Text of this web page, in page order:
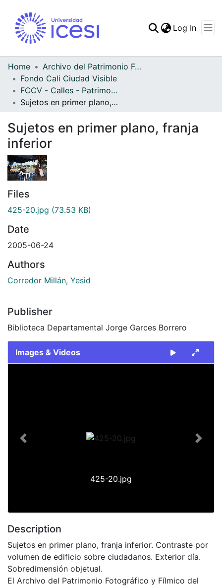
Log In
Home
Archivo del Patrimonio Fotográfico y Fílmico del Valle del Cauca
Fondo Cali Ciudad Visible
FCCV - Calles - Patrimonial
Sujetos en primer plano, franja inferior
Sujetos en primer plano, franja
inferior
Files
425-20.jpg (73.53 KB)
Date
2005-06-24
Authors
Corredor Millán, Yesid
Publisher
Biblioteca Departamental Jorge Garces Borrero
Images & Videos
425-20.jpg
Previous Next
Description
Sujetos en primer plano, franja inferior. Contraste por
volumen de edificio sobre ciudadanos. Exterior día.
Sobredimensión objetual.
El Archivo del Patrimonio Fotográfico y Fílmico del